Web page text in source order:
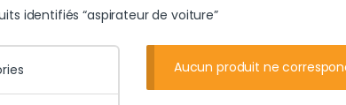
identifiés “aspirateur de voiture”
Aucun produit ne